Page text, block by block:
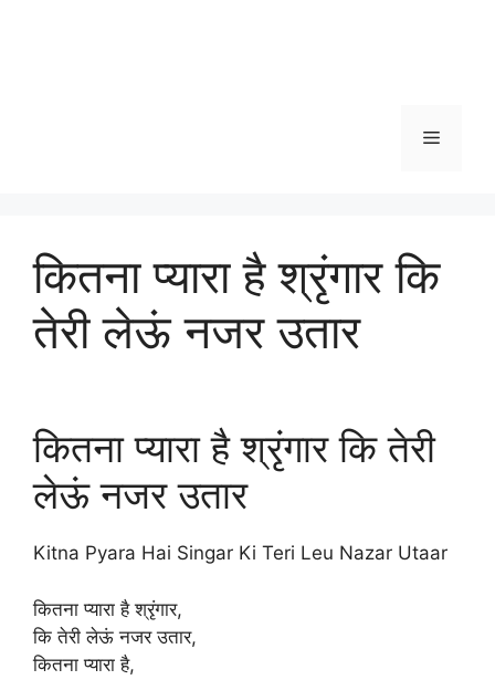
Menu
कितना प्यारा है श्रृंगार कि
तेरी लेऊं नजर उतार
कितना प्यारा है श्रृंगार कि तेरी
लेऊं नजर उतार
Kitna Pyara Hai Singar Ki Teri Leu Nazar Utaar
कितना प्यारा है श्रृंगार,
कि तेरी लेऊं नजर उतार,
कितना प्यारा है,